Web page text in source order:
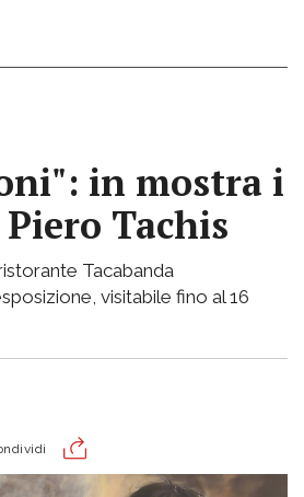
in mostra i
Tachis
Tacabanda
visitabile fino al 16